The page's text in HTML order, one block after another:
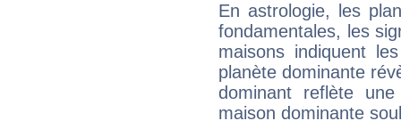
En astrologie, les
fondamentales, les
maisons indiquent
planète dominante
dominant reflète
maison dominante